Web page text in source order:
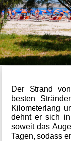
Der Strand
besten
Kilometerlang
dehnt er sich
soweit das
Tagen, sodass